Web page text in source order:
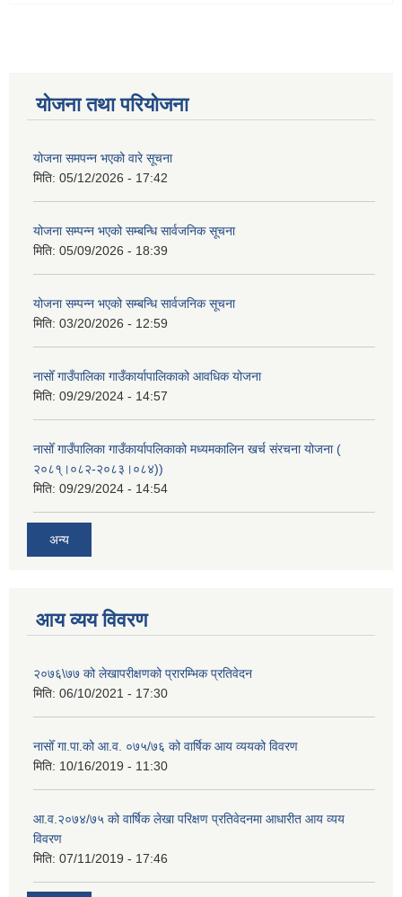
योजना तथा परियोजना
योजना समपन्न भएको वारे सूचना
मिति: 05/12/2026 - 17:42
योजना सम्पन्न भएको सम्बन्धि सार्वजनिक सूचना
मिति: 05/09/2026 - 18:39
योजना सम्पन्न भएको सम्बन्धि सार्वजनिक सूचना
मिति: 03/20/2026 - 12:59
नासोँ गाउँपालिका गाउँकार्यापालिकाको आवधिक योजना
मिति: 09/29/2024 - 14:57
नासोँ गाउँपालिका गाउँकार्यापलिकाको मध्यमकालिन खर्च संरचना योजना (
२०८१्।०८२-२०८३।०८४))
मिति: 09/29/2024 - 14:54
अन्य
आय व्यय विवरण
२०७६\७७ को लेखापरीक्षणको प्रारम्भिक प्रतिवेदन
मिति: 06/10/2021 - 17:30
नासोँ गा.पा.को आ.व. ०७५/७६ को वार्षिक आय व्ययको विवरण
मिति: 10/16/2019 - 11:30
आ.व.२०७४/७५ को वार्षिक लेखा परिक्षण प्रतिवेदनमा आधारीत आय व्यय
विवरण
मिति: 07/11/2019 - 17:46